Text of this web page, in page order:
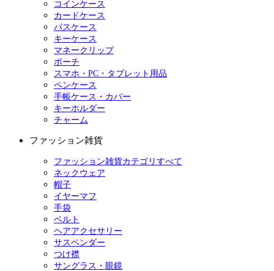
コインケース
カードケース
パスケース
キーケース
マネークリップ
ポーチ
スマホ・PC・タブレット用品
ペンケース
手帳ケース・カバー
キーホルダー
チャーム
ファッション雑貨
ファッション雑貨カテゴリすべて
ネックウェア
帽子
イヤーマフ
手袋
ベルト
ヘアアクセサリー
サスペンダー
つけ襟
サングラス・眼鏡